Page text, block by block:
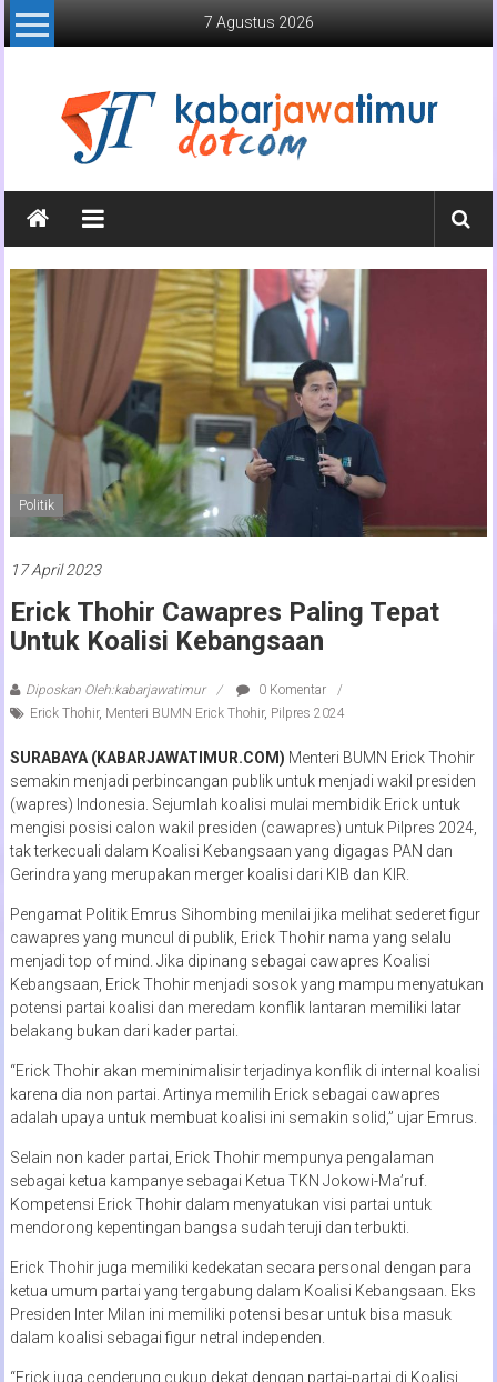
Lompat
ke
7 Agustus 2026
Kabar
Jawa
Timur
Media
Online
Jawa
Timur
Politik
17 April 2023
Erick Thohir Cawapres Paling Tepat
Untuk Koalisi Kebangsaan
Diposkan Oleh:kabarjawatimur
0 Komentar
Erick Thohir, Menteri BUMN Erick Thohir, Pilpres 2024
SURABAYA (KABARJAWATIMUR.COM) Menteri BUMN Erick Thohir
semakin menjadi perbincangan publik untuk menjadi wakil presiden
(wapres) Indonesia. Sejumlah koalisi mulai membidik Erick untuk
mengisi posisi calon wakil presiden (cawapres) untuk Pilpres 2024,
tak terkecuali dalam Koalisi Kebangsaan yang digagas PAN dan
Gerindra yang merupakan merger koalisi dari KIB dan KIR.
Pengamat Politik Emrus Sihombing menilai jika melihat sederet figur
cawapres yang muncul di publik, Erick Thohir nama yang selalu
menjadi top of mind. Jika dipinang sebagai cawapres Koalisi
Kebangsaan, Erick Thohir menjadi sosok yang mampu menyatukan
potensi partai koalisi dan meredam konflik lantaran memiliki latar
belakang bukan dari kader partai.
“Erick Thohir akan meminimalisir terjadinya konflik di internal koalisi
karena dia non partai. Artinya memilih Erick sebagai cawapres
adalah upaya untuk membuat koalisi ini semakin solid,” ujar Emrus.
Selain non kader partai, Erick Thohir mempunya pengalaman
sebagai ketua kampanye sebagai Ketua TKN Jokowi-Ma’ruf.
Kompetensi Erick Thohir dalam menyatukan visi partai untuk
mendorong kepentingan bangsa sudah teruji dan terbukti.
Erick Thohir juga memiliki kedekatan secara personal dengan para
ketua umum partai yang tergabung dalam Koalisi Kebangsaan. Eks
Presiden Inter Milan ini memiliki potensi besar untuk bisa masuk
dalam koalisi sebagai figur netral independen.
“Erick juga cenderung cukup dekat dengan partai-partai di Koalisi